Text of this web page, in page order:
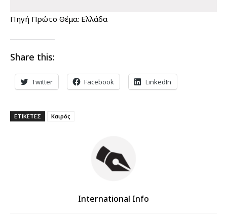
Πηγή Πρώτο Θέμα: Ελλάδα
Share this:
Twitter Facebook LinkedIn
ΕΤΙΚΕΤΕΣ Καιρός
International Info